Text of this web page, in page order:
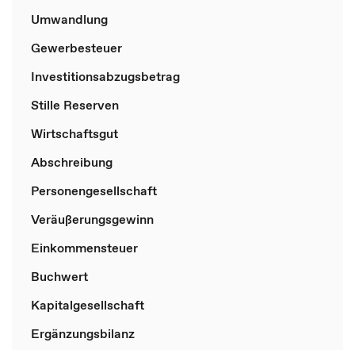
Umwandlung
Gewerbesteuer
Investitionsabzugsbetrag
Stille Reserven
Wirtschaftsgut
Abschreibung
Personengesellschaft
Veräußerungsgewinn
Einkommensteuer
Buchwert
Kapitalgesellschaft
Ergänzungsbilanz